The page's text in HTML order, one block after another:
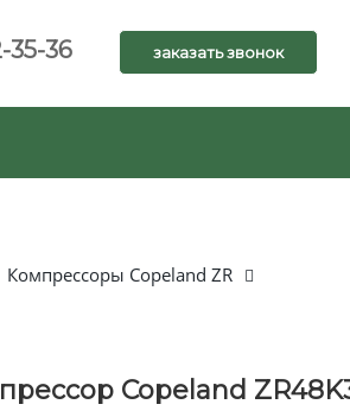
35-36 заказать звонок
Компрессоры Copeland ZR
Copeland